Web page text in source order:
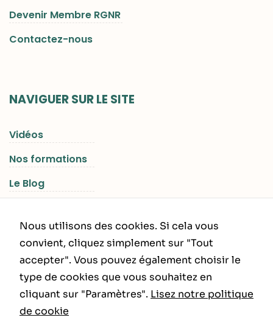
Devenir Membre RGNR
Contactez-nous
NAVIGUER SUR LE SITE
Vidéos
Nos formations
Le Blog
INFORMATIONS LÉGALES
Politique de Confidentialité
Nous utilisons des cookies. Si cela vous
convient, cliquez simplement sur "Tout
accepter". Vous pouvez également choisir le
type de cookies que vous souhaitez en
cliquant sur "Paramètres". Lisez notre politique
de cookie